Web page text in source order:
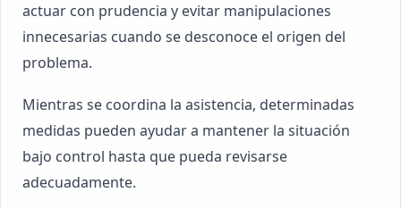
actuar con prudencia y evitar manipulaciones
innecesarias cuando se desconoce el origen del
problema.
Mientras se coordina la asistencia, determinadas
medidas pueden ayudar a mantener la situación
bajo control hasta que pueda revisarse
adecuadamente.